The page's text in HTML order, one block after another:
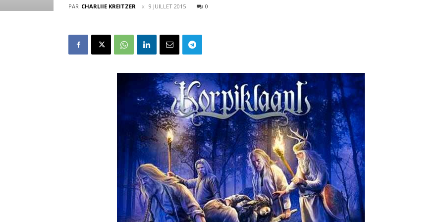
PAR CHARLIIE KREITZER 9 JUILLET 2015 0